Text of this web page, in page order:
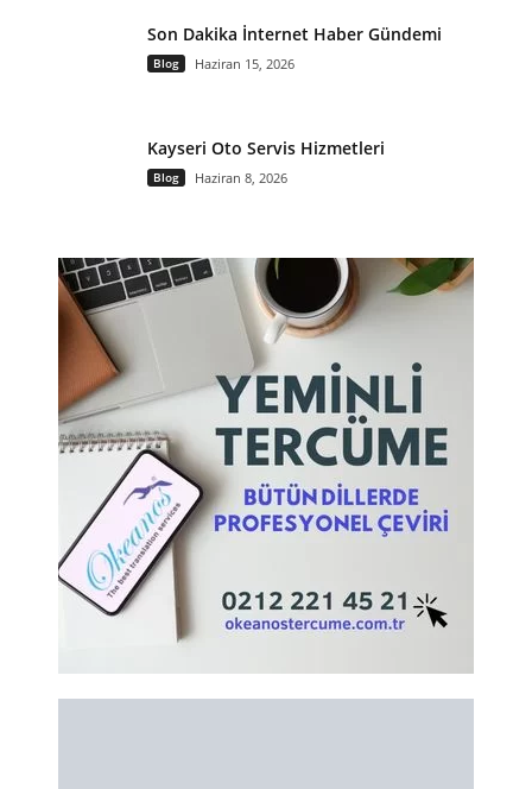
Son Dakika İnternet Haber Gündemi
Blog Haziran 15, 2026
Kayseri Oto Servis Hizmetleri
Blog Haziran 8, 2026